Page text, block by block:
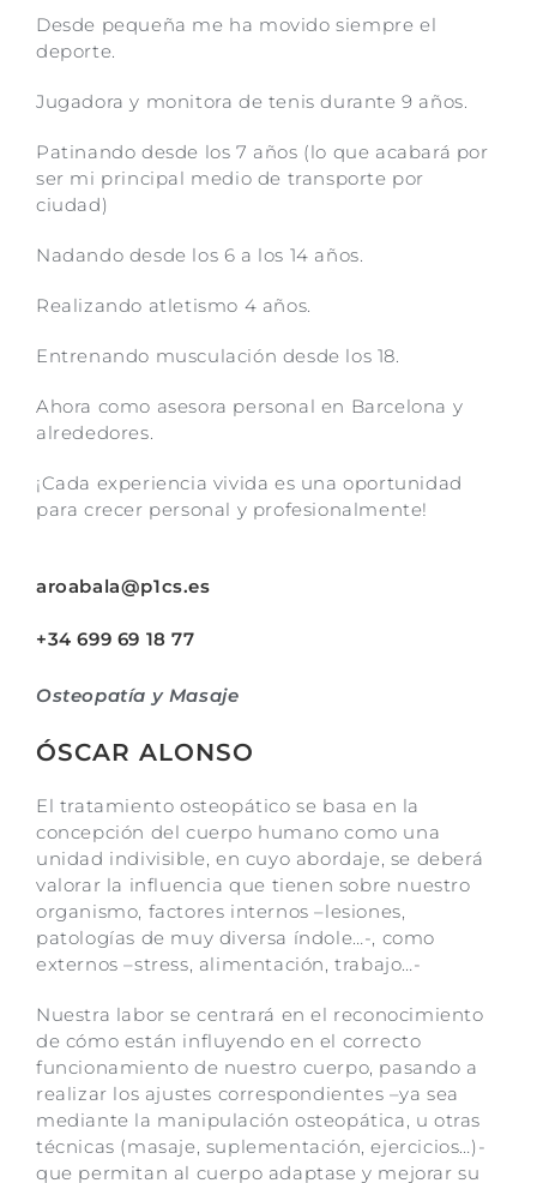
Desde pequeña me ha movido siempre el
deporte.
Jugadora y monitora de tenis durante 9 años.
Patinando desde los 7 años (lo que acabará por
ser mi principal medio de transporte por
ciudad)
Nadando desde los 6 a los 14 años.
Realizando atletismo 4 años.
Entrenando musculación desde los 18.
Ahora como asesora personal en Barcelona y
alrededores.
¡Cada experiencia vivida es una oportunidad
para crecer personal y profesionalmente!
aroabala@p1cs.es
+34 699 69 18 77
Osteopatía y Masaje
ÓSCAR ALONSO
El tratamiento osteopático se basa en la
concepción del cuerpo humano como una
unidad indivisible, en cuyo abordaje, se deberá
valorar la influencia que tienen sobre nuestro
organismo, factores internos –lesiones,
patologías de muy diversa índole…-, como
externos –stress, alimentación, trabajo…-
Nuestra labor se centrará en el reconocimiento
de cómo están influyendo en el correcto
funcionamiento de nuestro cuerpo, pasando a
realizar los ajustes correspondientes –ya sea
mediante la manipulación osteopática, u otras
técnicas (masaje, suplementación, ejercicios…)-
que permitan al cuerpo adaptase y mejorar su